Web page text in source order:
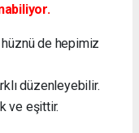
de hepimiz
düzenleyebilir.
ve eşittir.